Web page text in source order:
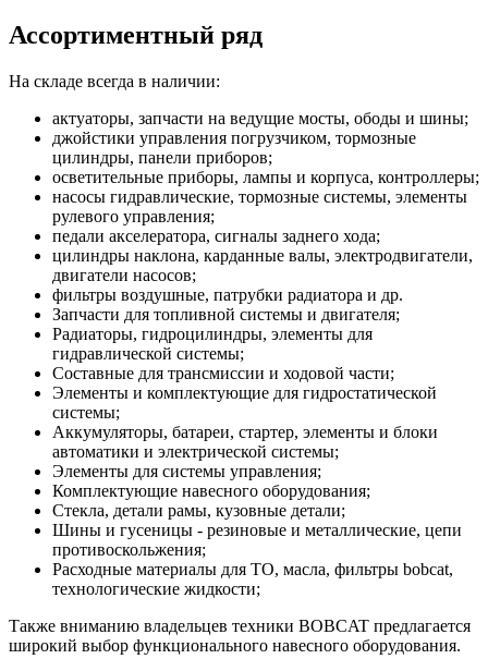
Ассортиментный ряд
На складе всегда в наличии:
актуаторы, запчасти на ведущие мосты, ободы и шины;
джойстики управления погрузчиком, тормозные
цилиндры, панели приборов;
осветительные приборы, лампы и корпуса, контроллеры;
насосы гидравлические, тормозные системы, элементы
рулевого управления;
педали акселератора, сигналы заднего хода;
цилиндры наклона, карданные валы, электродвигатели,
двигатели насосов;
фильтры воздушные, патрубки радиатора и др.
Запчасти для топливной системы и двигателя;
Радиаторы, гидроцилиндры, элементы для
гидравлической системы;
Составные для трансмиссии и ходовой части;
Элементы и комплектующие для гидростатической
системы;
Аккумуляторы, батареи, стартер, элементы и блоки
автоматики и электрической системы;
Элементы для системы управления;
Комплектующие навесного оборудования;
Стекла, детали рамы, кузовные детали;
Шины и гусеницы - резиновые и металлические, цепи
противоскольжения;
Расходные материалы для ТО, масла, фильтры bobcat,
технологические жидкости;
Также вниманию владельцев техники BOBCAT предлагается
широкий выбор функционального навесного оборудования.